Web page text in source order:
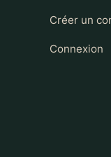
Créer un
Connexion